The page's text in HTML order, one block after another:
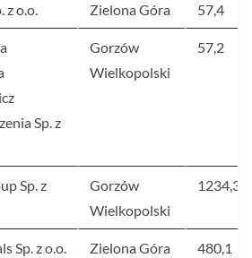
z o.o. Zielona Góra 57,4
Sp. z
Gorzów
Wielkopolski
57,2
Sp. z
Gorzów
Wielkopolski
1234,3
Sp. z o.o. Zielona Góra 480,1